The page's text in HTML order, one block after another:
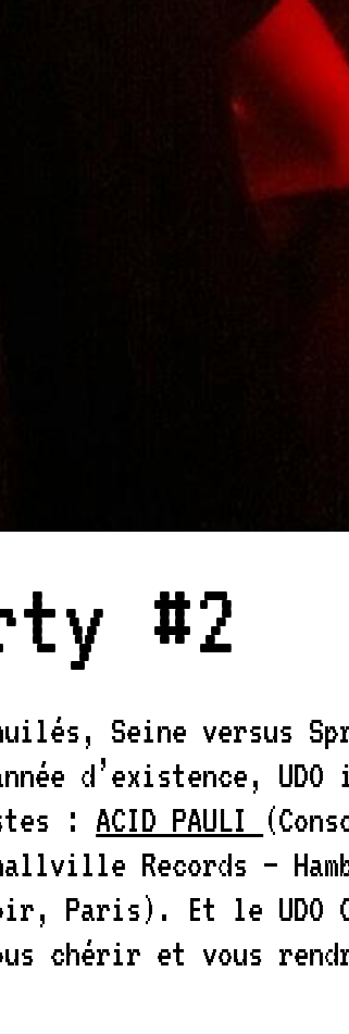
#2
Seine versus
année d’existence,
: ACID PAULI
Records –
Paris). Et le
chérir et vous